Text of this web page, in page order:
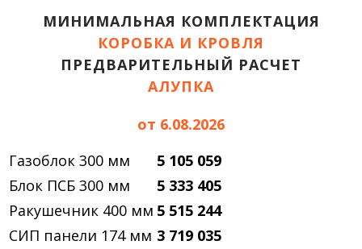
МИНИМАЛЬНАЯ КОМПЛЕКТАЦИЯ
КОРОБКА И КРОВЛЯ
ПРЕДВАРИТЕЛЬНЫЙ РАСЧЕТ
АЛУПКА
от 6.08.2026
Газоблок 300 мм
5 105 059
Блок ПСБ 300 мм
5 333 405
Ракушечник 400 мм 5 515 244
СИП панели 174 мм 3 719 035